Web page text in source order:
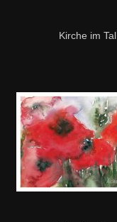
Kirche im Tal